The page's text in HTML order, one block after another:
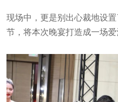
现场中，更是别出心裁地设
节，将本次晚宴打造成一场爱